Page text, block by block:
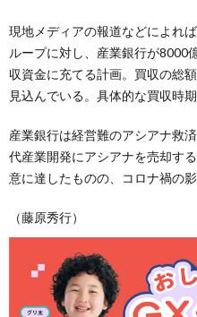
現地メディアの報道などによれ
ループに対し、産業銀行が8000
収資金に充てる計画。買収の総
見込んでいる。具体的な買収時
産業銀行は経営難のアシアナ救
代産業開発にアシアナを売却す
意に達したものの、コロナ禍の
（藤原秀行）